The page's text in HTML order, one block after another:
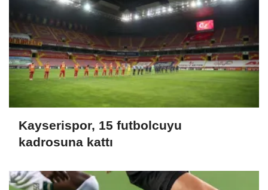
Kayserispor, 15 futbolcuyu
kadrosuna kattı